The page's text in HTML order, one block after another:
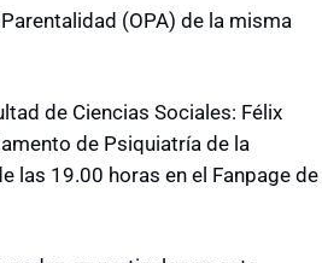
(OPA) de la misma
de Ciencias Sociales: Félix
de Psiquiatría de la
las 19.00 horas en el Fanpage de